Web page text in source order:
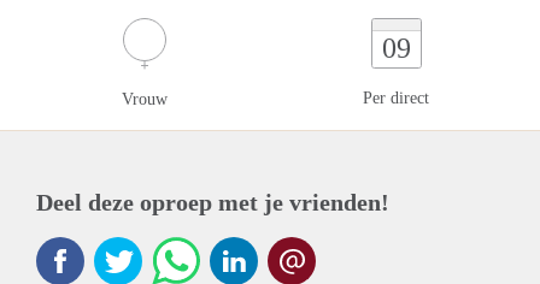
Vrouw
09
Per direct
Deel deze oproep met je vrienden!